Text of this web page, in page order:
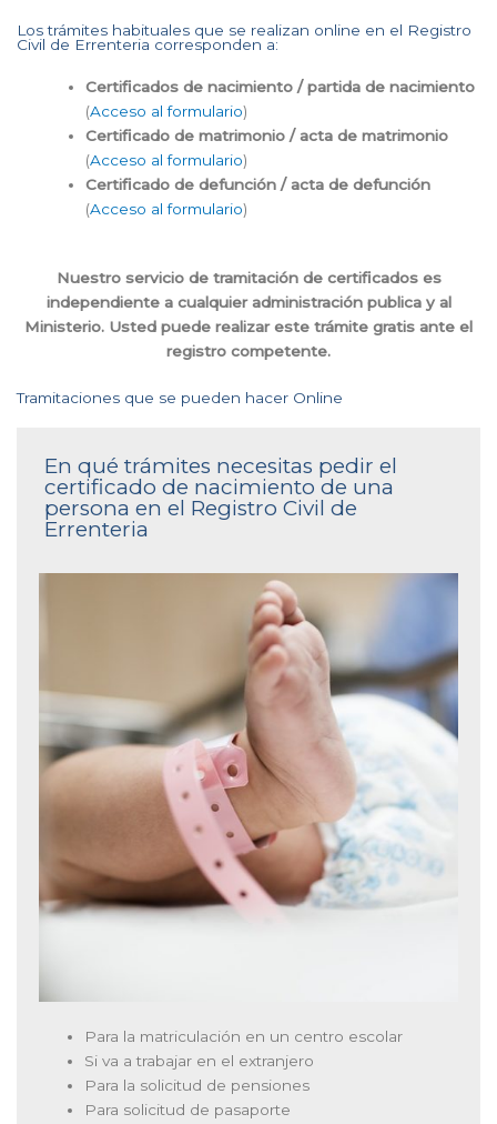
Los trámites habituales que se realizan online en el Registro
Civil de Errenteria corresponden a:
Certificados de nacimiento / partida de nacimiento
(Acceso al formulario)
Certificado de matrimonio / acta de matrimonio
(Acceso al formulario)
Certificado de defunción / acta de defunción
(Acceso al formulario)
Nuestro servicio de tramitación de certificados es
independiente a cualquier administración publica y al
Ministerio. Usted puede realizar este trámite gratis ante el
registro competente.
Tramitaciones que se pueden hacer Online
En qué trámites necesitas pedir el
certificado de nacimiento de una
persona en el Registro Civil de
Errenteria
Para la matriculación en un centro escolar
Si va a trabajar en el extranjero
Para la solicitud de pensiones
Para solicitud de pasaporte